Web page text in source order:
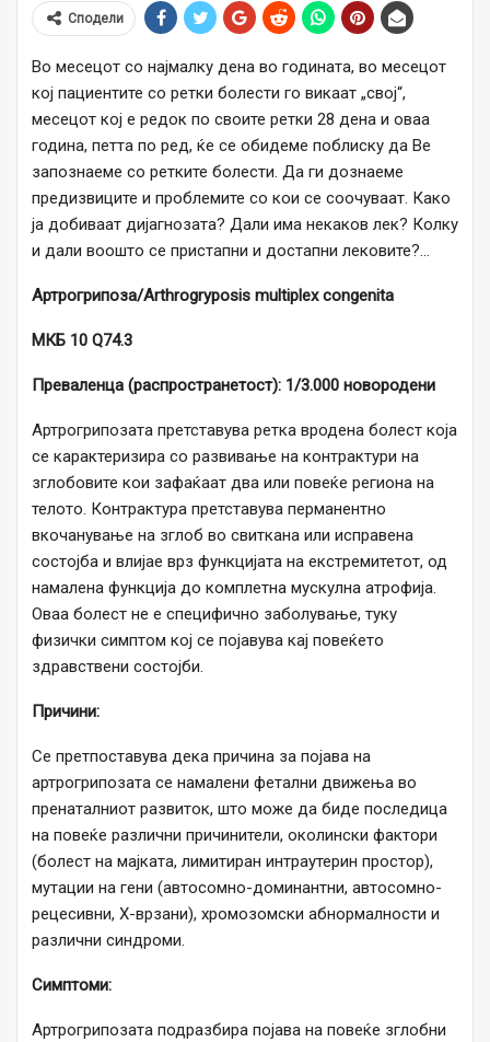
Сподели
Во месецот со најмалку дена во годината, во месецот
кој пациентите со ретки болести го викаат „свој“,
месецот кој е редок по своите ретки 28 дена и оваа
година, петта по ред, ќе се обидеме поблиску да Ве
запознаеме со ретките болести. Да ги дознаеме
предизвиците и проблемите со кои се соочуваат. Како
ја добиваат дијагнозата? Дали има некаков лек? Колку
и дали воошто се пристапни и достапни лековите?…
Артрогрипоза/Arthrogryposis multiplex congenita
МКБ 10 Q74.3
Преваленца (распространетост): 1/3.000 новородени
Артрогрипозата претставува ретка вродена болест која
се карактеризира со развивање на контрактури на
зглобовите кои зафаќаат два или повеќе региона на
телото. Контрактура претставува перманентно
вкочанување на зглоб во свиткана или исправена
состојба и влијае врз функцијата на екстремитетот, од
намалена функција до комплетна мускулна атрофија.
Оваа болест не е специфично заболување, туку
физички симптом кој се појавува кај повеќето
здравствени состојби.
Причини:
Се претпоставува дека причина за појава на
артрогрипозата се намалени фетални движења во
пренаталниот развиток, што може да биде последица
на повеќе различни причинители, околински фактори
(болест на мајката, лимитиран интраутерин простор),
мутации на гени (автосомно-доминантни, автосомно-
рецесивни, Х-врзани), хромозомски абнормалности и
различни синдроми.
Симптоми:
Артрогрипозата подразбира појава на повеќе зглобни